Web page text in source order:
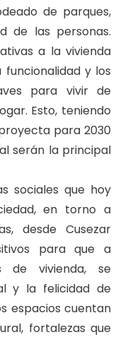
de parques,
de las personas.
a la vivienda
y los
para vivir de
Esto, teniendo
para 2030
serán la principal
sociales que hoy
en torno a
desde Cusezar
para que a
de vivienda, se
y la felicidad de
espacios cuentan
fortalezas que